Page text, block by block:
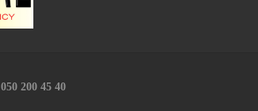
050 200 45 40